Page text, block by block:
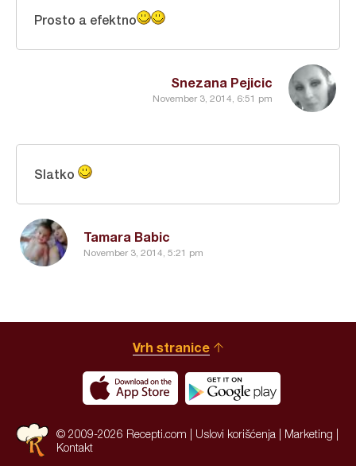
Snezana Pejicic
November 3, 2014, 6:51 pm
Prosto a efektno
Tamara Babic
November 3, 2014, 5:21 pm
Slatko
Vrh stranice
© 2009-2026 Recepti.com | Uslovi korišćenja Marketing
Kontakt